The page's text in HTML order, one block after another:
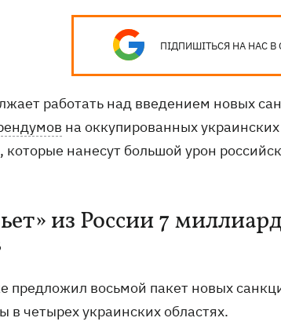
ПІДПИШІТЬСЯ НА НАС В
работать над введением новых
на оккупированных
которые нанесут большой урон
из России 7
предложил восьмой пакет новых
в четырех украинских областях.